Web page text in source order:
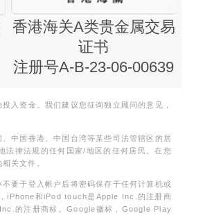
香港海关A类贵金属交易
证书
注册号A-B-23-06-00639
入资金。我们建议您征询独立顾问的意见，
中国香港、中国台湾等某些司法管辖区的居
法律法规的任何国家/地区的任何居民。在您
关文件。
要于登入帐户后将密码保存于任何计算机或
iPhone和iPod touch是Apple Inc.的注册商
的注册商标。Google徽标，Google Play